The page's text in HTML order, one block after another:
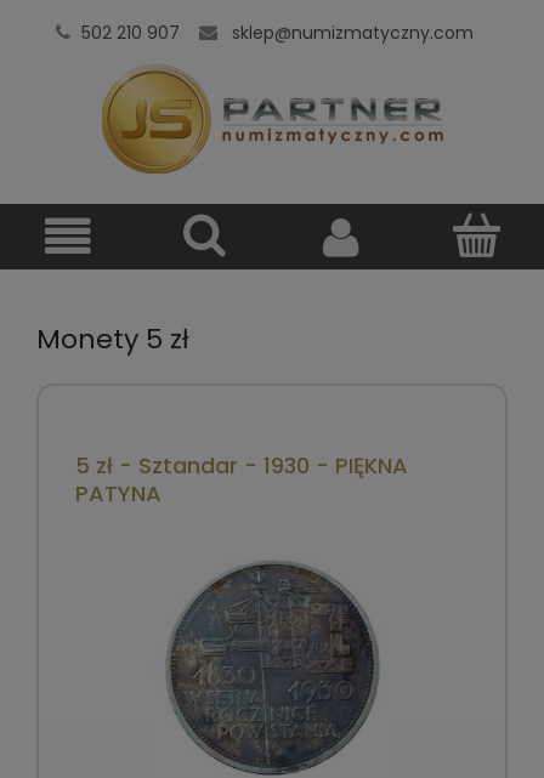
502 210 907 sklep@numizmatyczny.com
Monety 5 zł
5 zł - Sztandar - 1930 - PIĘKNA
PATYNA